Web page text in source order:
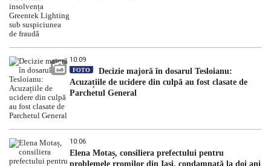
10:09
FOTO
Decizie majoră în dosarul Tesloianu:
Acuzațiile de ucidere din culpă au fost clasate de
Parchetul General
10:06
Elena Motaș, consiliera prefectului pentru
problemele rromilor din Iași, condamnată la doi ani